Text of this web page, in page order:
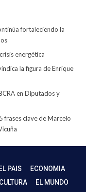
fortaleciendo la
energética
la figura de Enrique
en Diputados y
frases clave de Marcelo
EL PAIS
ECONOMIA
EL MUNDO